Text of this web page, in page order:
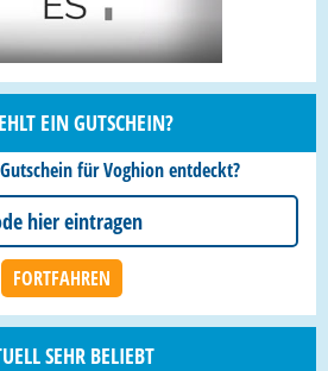
EIN GUTSCHEIN?
für Voghion entdeckt?
SEHR BELIEBT